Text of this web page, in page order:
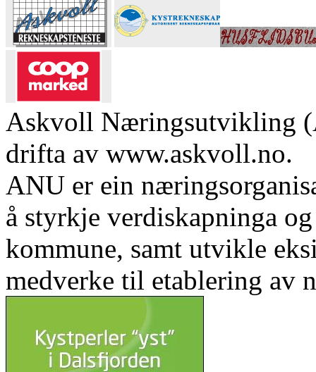
Askvoll Næringsutvikling
drifta av www.askvoll.no.
ANU er ein
å styrkje verdiskapninga
kommune, samt utvikle
medverke til etablering av